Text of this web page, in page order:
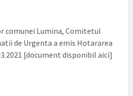
comunei Lumina, Comitetul
de Urgenta a emis Hotararea
[document disponibil aici]